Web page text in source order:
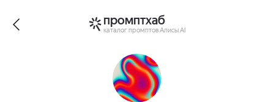
промптхаб
каталог промптов Алисы AI